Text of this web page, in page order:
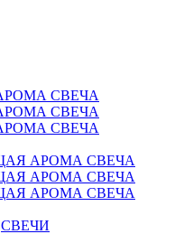
СВЕЧИ